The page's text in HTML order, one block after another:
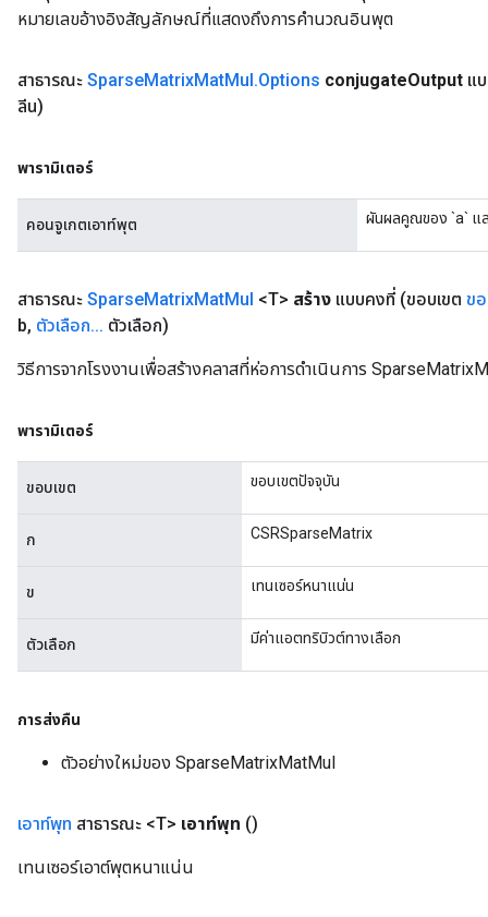
หมายเลขอ้างอิงสัญลักษณ์ที่แสดงถึงการคำนวณอินพุต
สาธารณะ SparseMatrixMatMul.Options conjugateOutput แ
ลีน)
พารามิเตอร์
คอนจูเกตเอาท์พุต ผันผลคูณของ `a` แ
สาธารณะ SparseMatrixMatMul <T> สร้าง แบบคงที่ (ขอบเขต ข
b, ตัวเลือก... ตัวเลือก)
วิธีการจากโรงงานเพื่อสร้างคลาสที่ห่อการดำเนินการ
พารามิเตอร์
ขอบเขต ขอบเขตปัจจุบัน
ก CSRSparseMatrix
ข เทนเซอร์หนาแน่น
ตัวเลือก มีค่าแอตทริบิวต์ทางเลือก
การส่งคืน
ตัวอย่างใหม่ของ SparseMatrixMatMul
เอาท์พุท สาธารณะ <T> เอาท์พุท ()
เทนเซอร์เอาต์พุตหนาแน่น